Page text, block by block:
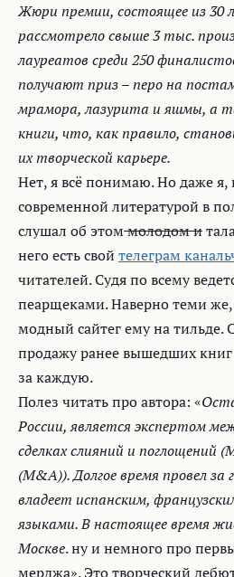
Жюри премии, состоящее из 30
рассмотрело свыше 3 тыс.
лауреатов среди 250
получают приз – перо на
мрамора, лазурита и яшмы, а
книги, что, как правило,
их творческой карьере.
Нет, я всё понимаю. Но даже
современной литературой в
слушал об этоммолодом и
него есть свой телеграм
читателей. Судя по всему
пеарщеками. Наверно теми
модный сайтег ему на тильде.
продажу ранее вышедших
за каждую.
Полез читать про автора: «
России, является экспертом
сделках слияний и поглощений
(M&A)). Долгое время провел за
владеет испанским,
языками. В настоящее время
Москве. ну и немного про
мерджа». Это творческий